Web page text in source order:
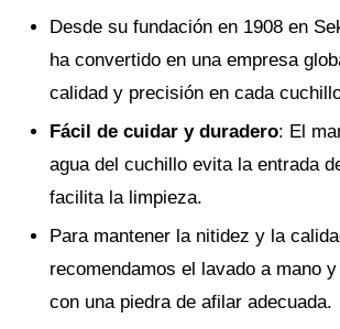
Desde su fundación en 1908 en
ha convertido en una empresa
calidad y precisión en cada
Fácil de cuidar y duradero: El
agua del cuchillo evita la entrada
facilita la limpieza.
Para mantener la nitidez y la
recomendamos el lavado a mano
con una piedra de afilar adecuada.